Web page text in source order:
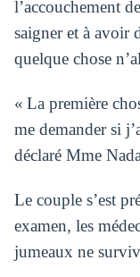
l’accouchement
saigner et à avoir
quelque chose
« La première
me demander si
déclaré Mme
Le couple s’est
examen, les
jumeaux ne